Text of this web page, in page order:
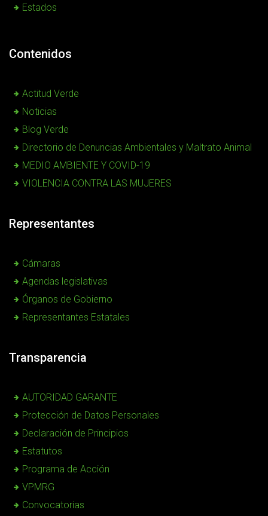
Estados
Contenidos
Actitud Verde
Noticias
Blog Verde
Directorio de Denuncias Ambientales y Maltrato Animal
MEDIO AMBIENTE Y COVID-19
VIOLENCIA CONTRA LAS MUJERES
Representantes
Cámaras
Agendas legislativas
Órganos de Gobierno
Representantes Estatales
Transparencia
AUTORIDAD GARANTE
Protección de Datos Personales
Declaración de Principios
Estatutos
Programa de Acción
VPMRG
Convocatorias